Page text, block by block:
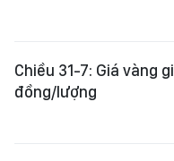
Chiều 31-7: Giá vàng
đồng/lượng